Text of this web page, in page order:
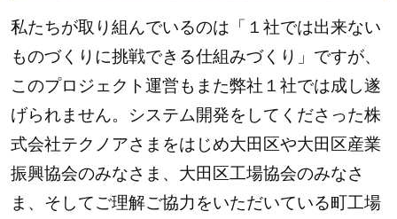
私たちが取り組んでいるのは「１社では出来ない
ものづくりに挑戦できる仕組みづくり」ですが、
このプロジェクト運営もまた弊社１社では成し遂
げられません。システム開発をしてくださった株
式会社テクノアさまをはじめ大田区や大田区産業
振興協会のみなさま、大田区工場協会のみなさ
ま、そしてご理解ご協力をいただいている町工場